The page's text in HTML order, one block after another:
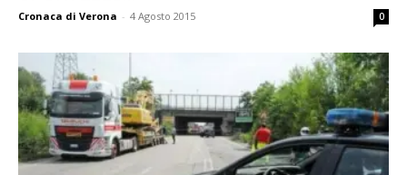
Cronaca di Verona - 4 Agosto 2015 0